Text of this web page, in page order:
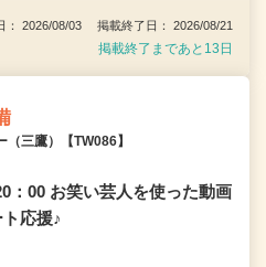
： 2026/08/03 掲載終了日： 2026/08/21
掲載終了まであと13日
三鷹）【TW086】
：00 お笑い芸人を使った動画
応援♪